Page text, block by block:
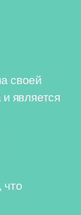
своей
является
что